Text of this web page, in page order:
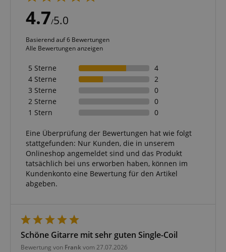
4.7/5.0
Basierend auf 6 Bewertungen
Alle Bewertungen anzeigen
5 Sterne
4
4 Sterne
2
3 Sterne
0
2 Sterne
0
1 Stern
0
Eine Überprüfung der Bewertungen hat wie folgt
stattgefunden: Nur Kunden, die in unserem
Onlineshop angemeldet sind und das Produkt
tatsächlich bei uns erworben haben, können im
Kundenkonto eine Bewertung für den Artikel
abgeben.
Schöne Gitarre mit sehr guten Single-Coil
Bewertung von Frankvom 27.07.2026